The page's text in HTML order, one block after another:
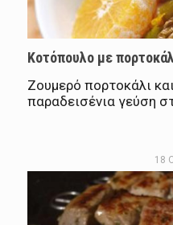
Κοτόπουλο με
Ζουμερό πορτοκάλι
παραδεισένια γεύση
18